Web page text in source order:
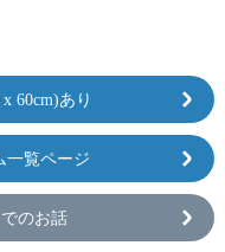
60cm)あり
一覧ページ
のお話